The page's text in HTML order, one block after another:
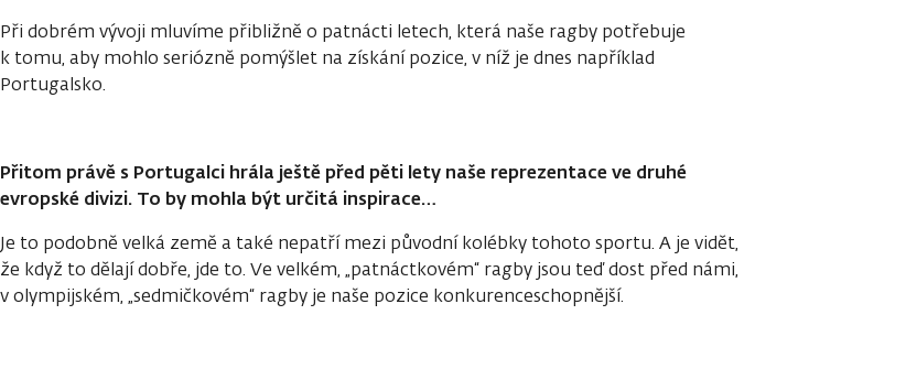
Při dobrém vývoji mluvíme přibližně o patnácti letech, která naše ragby potřebuje
k tomu, aby mohlo seriózně pomýšlet na získání pozice, v níž je dnes například
Portugalsko.
Přitom právě s Portugalci hrála ještě před pěti lety naše reprezentace ve druhé
evropské divizi. To by mohla být určitá inspirace…
Je to podobně velká země a také nepatří mezi původní kolébky tohoto sportu. A je vidět,
že když to dělají dobře, jde to. Ve velkém, „patnáctkovém“ ragby jsou teď dost před námi,
v olympijském, „sedmičkovém“ ragby je naše pozice konkurenceschopnější.